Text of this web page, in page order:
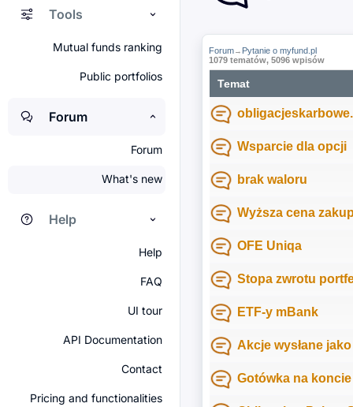
Tools
Mutual funds ranking
Public portfolios
Forum
Forum
What's new
Help
Help
FAQ
UI tour
API Documentation
Contact
Pricing and functionalities
Forum→ Pytanie o myfund.pl
1079 tematów, 5096 wpisów
Temat
Wsparcie dla opcji
brak waloru
Wyższa cena
OFE Uniqa
Stopa zwrotu
ETF-y mBank
Akcje wysłane
Gotówka na koncie